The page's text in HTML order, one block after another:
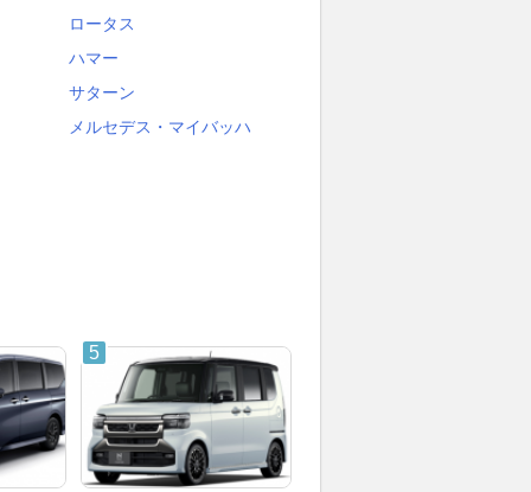
ロータス
ハマー
サターン
メルセデス・マイバッハ